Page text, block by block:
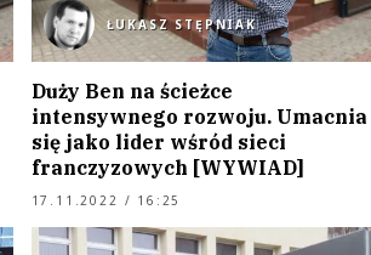
ŁUKASZ STĘPNIAK
Duży Ben na ścieżce
intensywnego rozwoju. Umacnia
się jako lider wśród sieci
franczyzowych [WYWIAD]
17.11.2022 / 16:25